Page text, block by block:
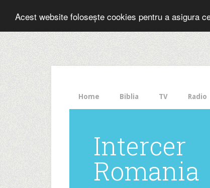
Acest website folosește cookies pentru a asigura
The
HelloBar
- a
little
bar
that
gets
noticed!
Home Biblia TV Radio
Intercer
Romania